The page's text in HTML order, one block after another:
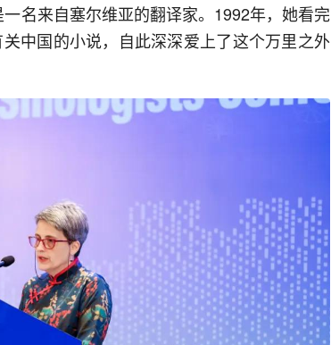
名来自塞尔维亚的翻译家。1992年，她看完
中国的小说，自此深深爱上了这个万里之外